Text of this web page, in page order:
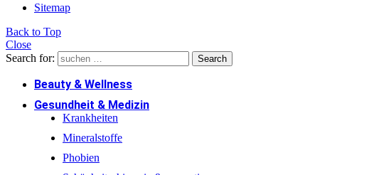
Sitemap
Back to Top
Close
Search for:
Search
Beauty & Wellness
Gesundheit & Medizin
Krankheiten
Mineralstoffe
Phobien